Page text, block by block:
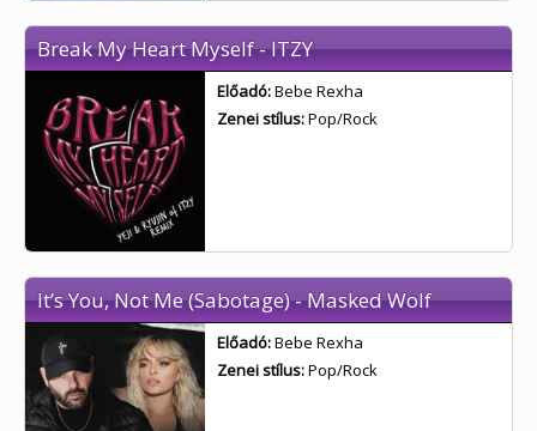
Break My Heart Myself - ITZY
Előadó:Bebe Rexha
Zenei stílus:Pop/Rock
It’s You, Not Me (Sabotage) - Masked Wolf
Előadó:Bebe Rexha
Zenei stílus:Pop/Rock